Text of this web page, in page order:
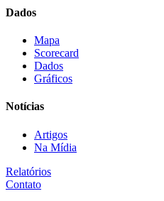
Dados
Mapa
Scorecard
Dados
Gráficos
Notícias
Artigos
Na Mídia
Relatórios
Contato